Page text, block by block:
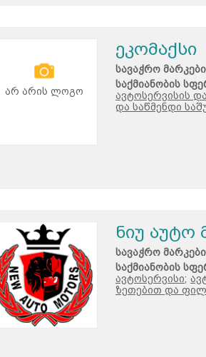
არ არის ლოგო
ეკომაქსი
სავაჭრო
საქმიანობის
ავტოსერვისის
და საწმენდი
ნიუ
სავაჭრო
საქმიანობის
ავტოსერვისი;
ზეთებით და